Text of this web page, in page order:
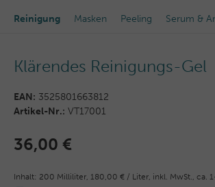
Reinigung Masken Peeling Serum &
Klärendes Reinigungs-Gel
EAN: 3525801663812
Artikel-Nr.: VT17001
36,00 €
Inhalt: 200 Milliliter, 180,00 € / Liter, inkl. MwSt., ca.